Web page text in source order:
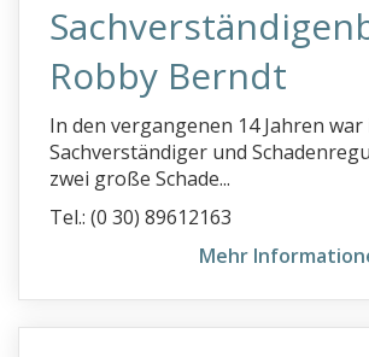
Robby Berndt
In den vergangenen 14 Jahren war
Sachverständiger und
zwei große Schade...
Tel.: (0 30) 89612163
Mehr